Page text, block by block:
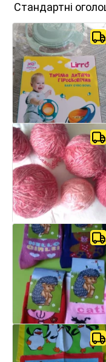
Стандартні